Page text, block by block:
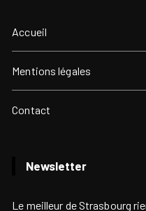
Accueil
Mentions légales
Contact
Newsletter
Le meilleur de Strasbourg